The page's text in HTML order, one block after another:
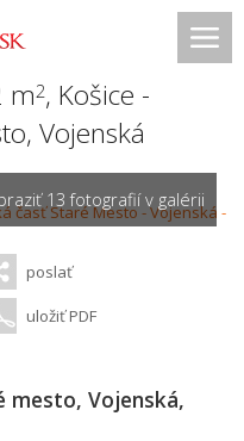
m2, Košice -
, Vojenská
13 fotografií v galérii
poslať
uložiť PDF
mesto, Vojenská,